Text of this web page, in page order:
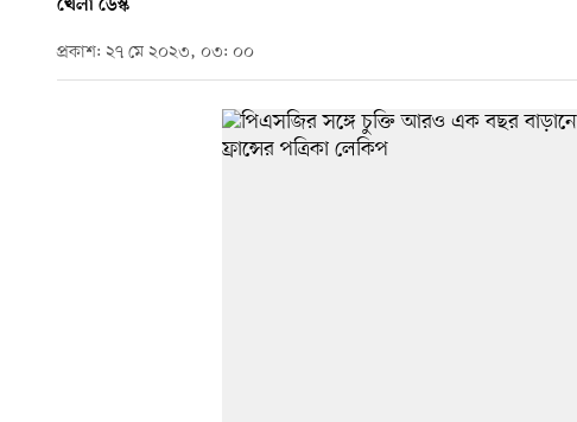
খেলা ডেস্ক
প্রকাশ: ২৭ মে ২০২৩, ০৩: ০০